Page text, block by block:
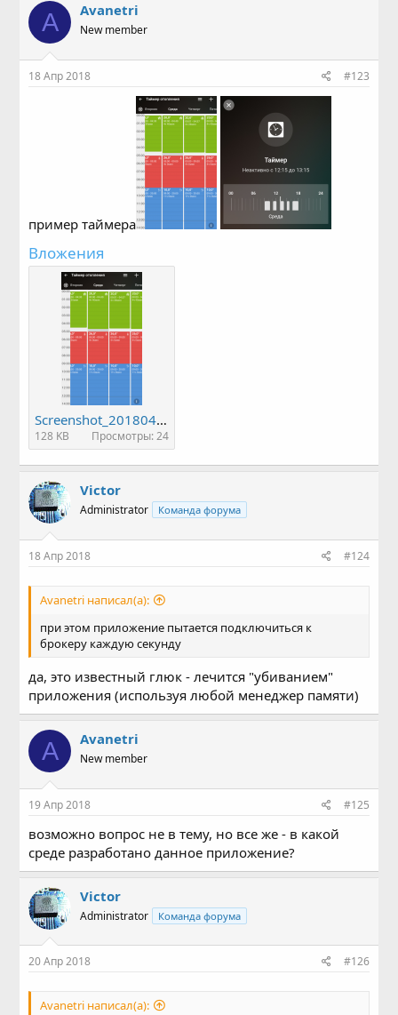
A Avanetri
New member
18 Апр 2018 #123
пример таймера
Вложения
Screenshot_20180418-131319.png
128 KB Просмотры: 24
Victor
Administrator Команда форума
18 Апр 2018 #124
Avanetri написал(а):
при этом приложение пытается подключиться к
брокеру каждую секунду
да, это известный глюк - лечится "убиванием"
приложения (используя любой менеджер памяти)
A Avanetri
New member
19 Апр 2018 #125
возможно вопрос не в тему, но все же - в какой
среде разработано данное приложение?
Victor
Administrator Команда форума
20 Апр 2018 #126
Avanetri написал(а):